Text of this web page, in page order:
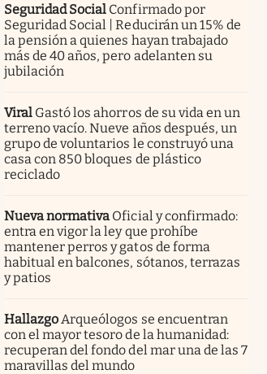
Seguridad Social Confirmado por
Seguridad Social | Reducirán un 15% de
la pensión a quienes hayan trabajado
más de 40 años, pero adelanten su
jubilación
Viral Gastó los ahorros de su vida en un
terreno vacío. Nueve años después, un
grupo de voluntarios le construyó una
casa con 850 bloques de plástico
reciclado
Nueva normativa Oficial y confirmado:
entra en vigor la ley que prohíbe
mantener perros y gatos de forma
habitual en balcones, sótanos, terrazas
y patios
HallazgoArqueólogos se encuentran
con el mayor tesoro de la humanidad:
recuperan del fondo del mar una de las 7
maravillas del mundo